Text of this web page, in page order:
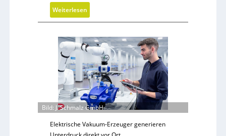
s
e
s
E
i
z
e
n
z
t
r
e
i
Weiterlesen
S
r
a
t
e
g
i
s
c
h
Bild: J. Schmalz GmbH
Elektrische Vakuum-Erzeuger generieren